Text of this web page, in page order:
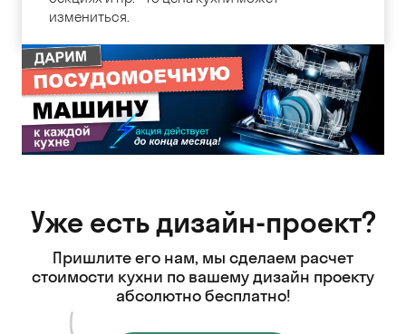
измениться.
Уже есть дизайн-проект?
Пришлите его нам, мы сделаем расчет
стоимости кухни по вашему дизайн проекту
абсолютно бесплатно!